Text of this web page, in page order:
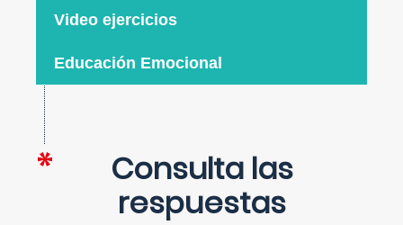
Video ejercicios
Educación Emocional
Consulta las
respuestas